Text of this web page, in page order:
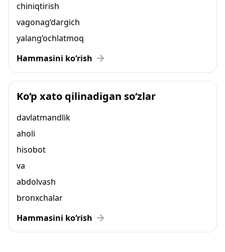
chiniqtirish
vagonag‘dargich
yalang‘ochlatmoq
Hammasini ko‘rish
Ko‘p xato qilinadigan so‘zlar
davlatmandlik
aholi
hisobot
va
abdolvash
bronxchalar
Hammasini ko‘rish